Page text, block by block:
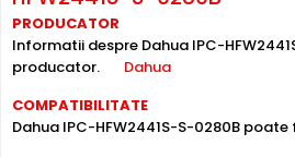
Poate oferi imagini pe timpul noptii
iluminare scazuta, de la o distanta
IPC-HFW2441S-S-0280B fiind
infrarosu cu LED-uri IR.
PRODUCATOR
Informatii despre Dahua IPC-
producator.
Dahua
COMPATIBILITATE
Dahua IPC-HFW2441S-S-0280B